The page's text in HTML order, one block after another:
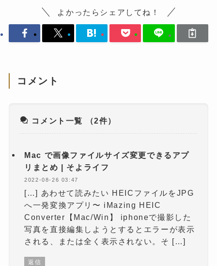
よかったらシェアしてね！
コメント
コメント一覧 （2件）
Mac で画像ファイルサイズ変更できるアプ
リまとめ | そよライフ
2022-08-26 03:47
[…] あわせて読みたい HEICファイルをJPG
へ一発変換アプリ〜 iMazing HEIC
Converter【Mac/Win】 iphoneで撮影した
写真を直接編集しようとするとエラーが表示
される、または全く表示されない。そ […]
返信